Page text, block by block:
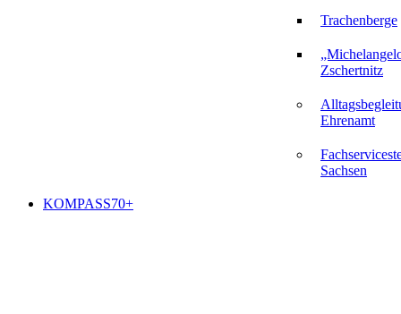
KOMPASS70+
Trachenberge
Zschertnitz
Ehrenamt
Sachsen